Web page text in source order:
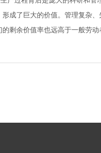
成了巨大的价值。管理复杂
剩余价值率也远高于一般劳